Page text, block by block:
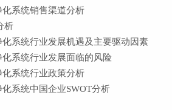
系统销售渠道分析
析
系统行业发展机遇及主要驱动因素
系统行业发展面临的风险
系统行业政策分析
系统中国企业SWOT分析